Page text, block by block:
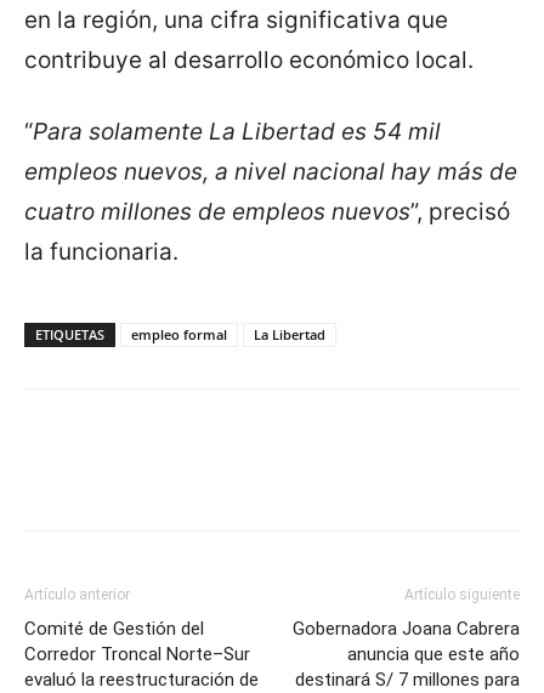
en la región, una cifra significativa que
contribuye al desarrollo económico local.
“Para solamente La Libertad es 54 mil
empleos nuevos, a nivel nacional hay más de
cuatro millones de empleos nuevos”, precisó
la funcionaria.
ETIQUETAS empleo formal La Libertad
Artículo anterior
Comité de Gestión del
Corredor Troncal Norte–Sur
evaluó la reestructuración de
Artículo siguiente
Gobernadora Joana Cabrera
anuncia que este año
destinará S/ 7 millones para